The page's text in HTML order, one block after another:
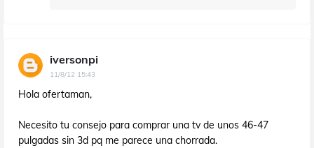
iversonpi
11/8/12 15:43
Hola ofertaman,
Necesito tu consejo para comprar una tv de unos 46-47
pulgadas sin 3d pq me parece una chorrada.